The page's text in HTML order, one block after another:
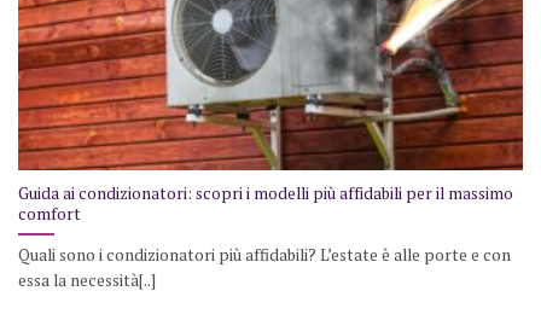
Guida ai condizionatori: scopri i modelli più affidabili per il massimo
comfort
Quali sono i condizionatori più affidabili? L’estate è alle porte e con
essa la necessità[..]